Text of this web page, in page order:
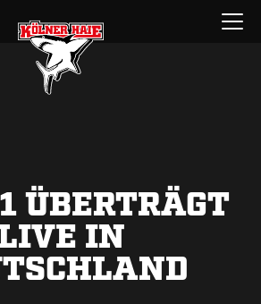
Menü
öffnen
ÜBERTRÄGT
IN